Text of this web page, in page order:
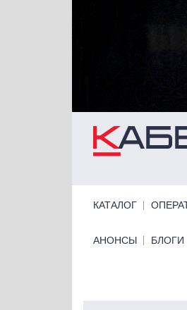
КАТАЛОГ
Primary links bottom
АНОНСЫ БЛОГИ